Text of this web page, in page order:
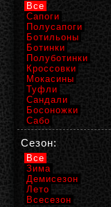
Все
Сапоги
Полусапоги
Ботильоны
Ботинки
Полуботинки
Кроссовки
Мокасины
Туфли
Сандали
Босоножки
Сабо
Сезон:
Все
Зима
Демисезон
Лето
Всесезон